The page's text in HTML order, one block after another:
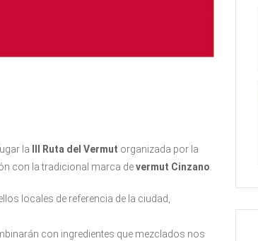
la III Ruta del Vermut organizada por la
con la tradicional marca devermut Cinzano.
locales de referencia de la ciudad,
con ingredientes que mezclados nos